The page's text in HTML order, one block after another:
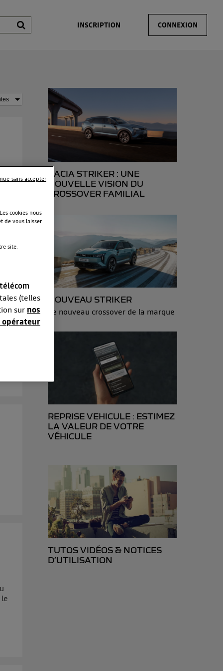
INSCRIPTION CONNEXION
DACIA STRIKER : UNE
NOUVELLE VISION DU
CROSSOVER FAMILIAL
NOUVEAU STRIKER
Le nouveau crossover de la marque
REPRISE VEHICULE : ESTIMEZ
LA VALEUR DE VOTRE
VÉHICULE
TUTOS VIDÉOS & NOTICES
D’UTILISATION
cookies nous
de vous laisser
site.
(telles
sur nos
opérateur
sans accepter